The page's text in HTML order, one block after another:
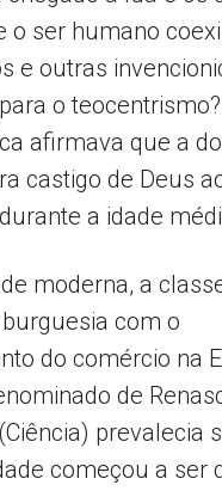
o ser humano
e outras
o
afirmava que a
castigo de Deus
a idade
moderna, a
com o
do comércio na
de
prevalecia
começou a ser